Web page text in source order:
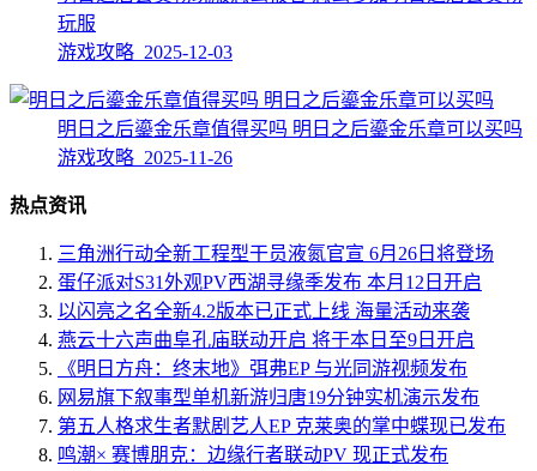
玩服
游戏攻略 2025-12-03
明日之后鎏金乐章值得买吗 明日之后鎏金乐章可以买吗
游戏攻略 2025-11-26
热点资讯
三角洲行动全新工程型干员液氮官宣 6月26日将登场
蛋仔派对S31外观PV西湖寻缘季发布 本月12日开启
以闪亮之名全新4.2版本已正式上线 海量活动来袭
燕云十六声曲阜孔庙联动开启 将于本日至9日开启
《明日方舟：终末地》弭弗EP 与光同游视频发布
网易旗下叙事型单机新游归唐19分钟实机演示发布
第五人格求生者默剧艺人EP 克莱奥的掌中蝶现已发布
鸣潮× 赛博朋克：边缘行者联动PV 现正式发布